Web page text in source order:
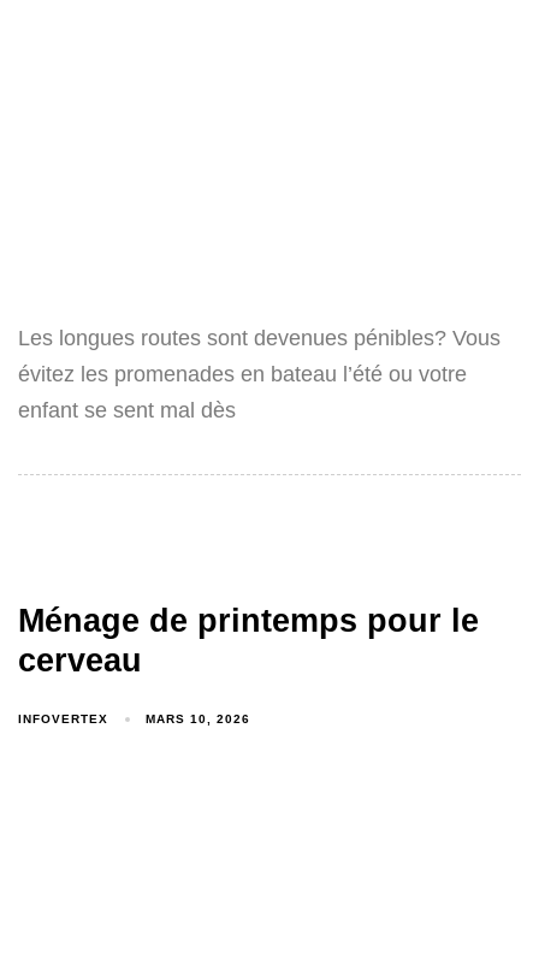
Les longues routes sont devenues pénibles? Vous
évitez les promenades en bateau l’été ou votre
enfant se sent mal dès
Ménage de printemps pour le
cerveau
INFOVERTEX MARS 10, 2026